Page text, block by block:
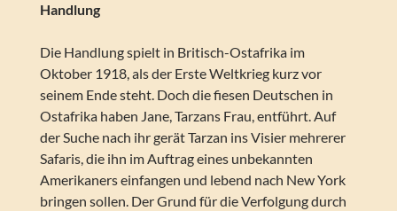
Handlung
Die Handlung spielt in Britisch-Ostafrika im
Oktober 1918, als der Erste Weltkrieg kurz vor
seinem Ende steht. Doch die fiesen Deutschen in
Ostafrika haben Jane, Tarzans Frau, entführt. Auf
der Suche nach ihr gerät Tarzan ins Visier mehrerer
Safaris, die ihn im Auftrag eines unbekannten
Amerikaners einfangen und lebend nach New York
bringen sollen. Der Grund für die Verfolgung durch